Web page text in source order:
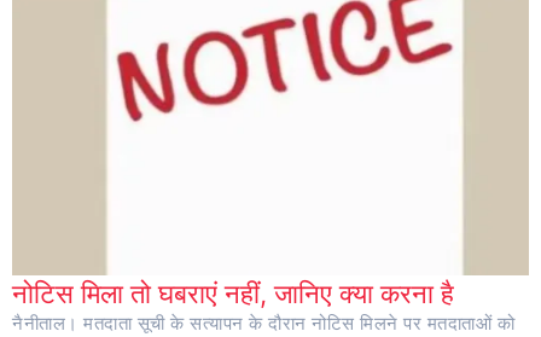
नोटिस मिला तो घबराएं नहीं, जानिए क्या करना है
नैनीताल। मतदाता सूची के सत्यापन के दौरान नोटिस मिलने पर मतदाताओं को